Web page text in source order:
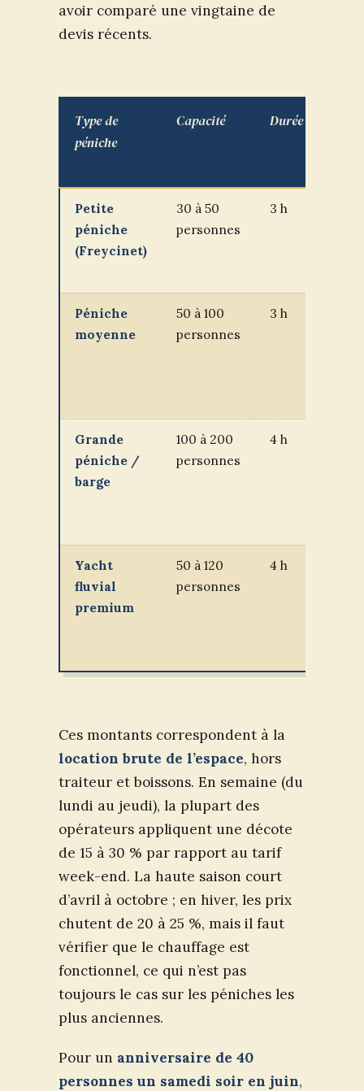
avoir comparé une vingtaine de
devis récents.
Type de
péniche
Capacité Durée
Petite
péniche
(Freycinet)
30 à 50
personnes
3 h
Péniche
moyenne
50 à 100
personnes
3 h
Grande
péniche /
barge
100 à 200
personnes
4 h
Yacht
fluvial
premium
50 à 120
personnes
4 h
Ces montants correspondent à la
location brute de l’espace, hors
traiteur et boissons. En semaine (du
lundi au jeudi), la plupart des
opérateurs appliquent une décote
de 15 à 30 % par rapport au tarif
week-end. La haute saison court
d’avril à octobre ; en hiver, les prix
chutent de 20 à 25 %, mais il faut
vérifier que le chauffage est
fonctionnel, ce qui n’est pas
toujours le cas sur les péniches les
plus anciennes.
Pour un anniversaire de 40
personnes un samedi soir en juin,